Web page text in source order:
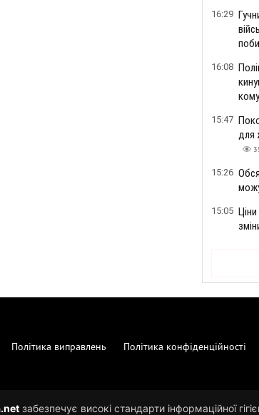
16:29
16:08
15:47
для
15:26
15:05
Політика виправлень Політика конфіденційності
забезпечує високі стандарти інформаційної